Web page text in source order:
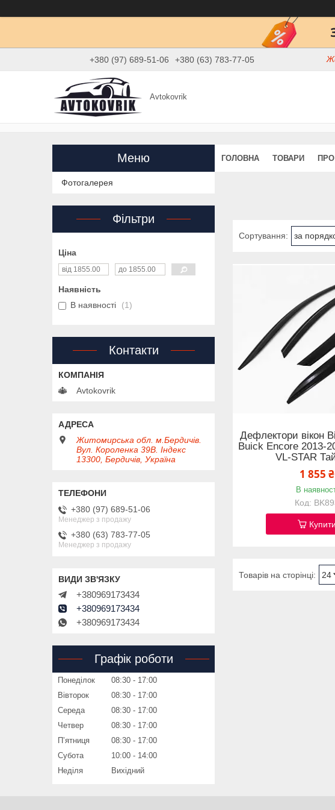
+380 (97) 689-51-06 +380 (63) 783-77-05
Avtokovrik
ГОЛОВНА ТОВАРИ
Дефлектори вікон
Buick Encore 2013-
VL-STAR
1 855 ₴
В
Купити
Фотогалерея
Фільтри
Ціна
Наявність
В наявності
1
Контакти
Avtokovrik
Житомирська обл. м.Бердичів.
Вул. Короленка 39В. Індекс
13300, Бердичів, Україна
+380 (97) 689-51-06
Менеджер з продажу
+380 (63) 783-77-05
Менеджер з продажу
+380969173434
+380969173434
+380969173434
Графік роботи
Понеділок 08:30
17:00
Вівторок
08:30
17:00
Середа
08:30
17:00
Четвер
08:30
17:00
Пʼятниця
08:30
17:00
Субота
10:00
14:00
Неділя
Вихідний